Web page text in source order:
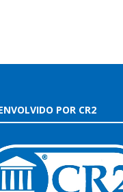
POR CR2